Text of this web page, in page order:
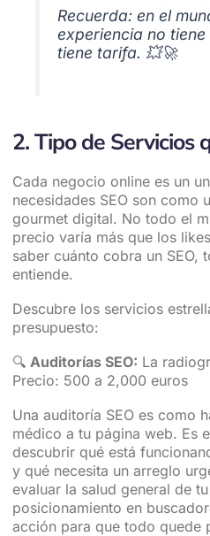
Recuerda: en el
experiencia no
tiene tarifa. 💥🚀
2. Tipo de Servicios
Cada negocio online es un
necesidades SEO son como
gourmet digital. No todo el
precio varía más que los
saber cuánto cobra un SEO,
entiende.
Descubre los servicios
presupuesto:
🔍 Auditorías SEO: La
Precio: 500 a 2,000 euros
Una auditoría SEO es como
médico a tu página web. Es
descubrir qué está
y qué necesita un arreglo
evaluar la salud general de
posicionamiento en
acción para que todo quede